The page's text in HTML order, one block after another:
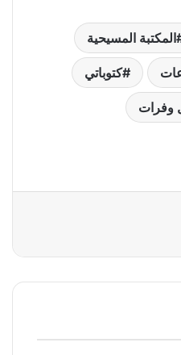
المكتبة المسيحية
كتوباتي
وفرات